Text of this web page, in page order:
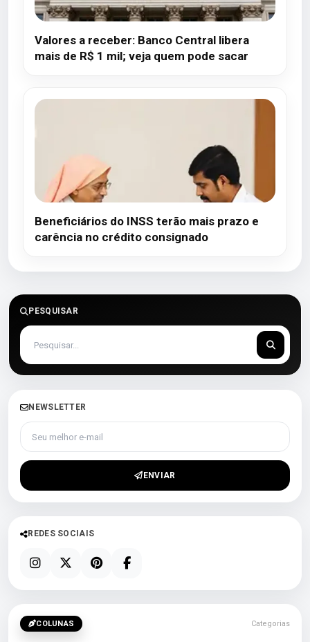
Valores a receber: Banco Central libera
mais de R$ 1 mil; veja quem pode sacar
Beneficiários do INSS terão mais prazo e
carência no crédito consignado
PESQUISAR
NEWSLETTER
Seu melhor e-mail
ENVIAR
REDES SOCIAIS
COLUNAS Categorias